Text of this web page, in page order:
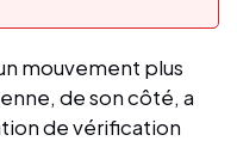
mouvement plus
de son côté, a
de vérification